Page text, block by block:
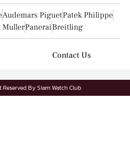
Audemars PiguetPatek Philippe
MullerPaneraiBreitling
Contact Us
By Siam Watch Club